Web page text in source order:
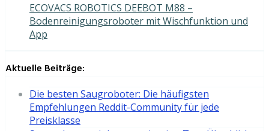
ECOVACS ROBOTICS DEEBOT M88 –
Bodenreinigungsroboter mit Wischfunktion und
App
Aktuelle Beiträge:
Die besten Saugroboter: Die häufigsten
Empfehlungen Reddit-Community für jede
Preisklasse